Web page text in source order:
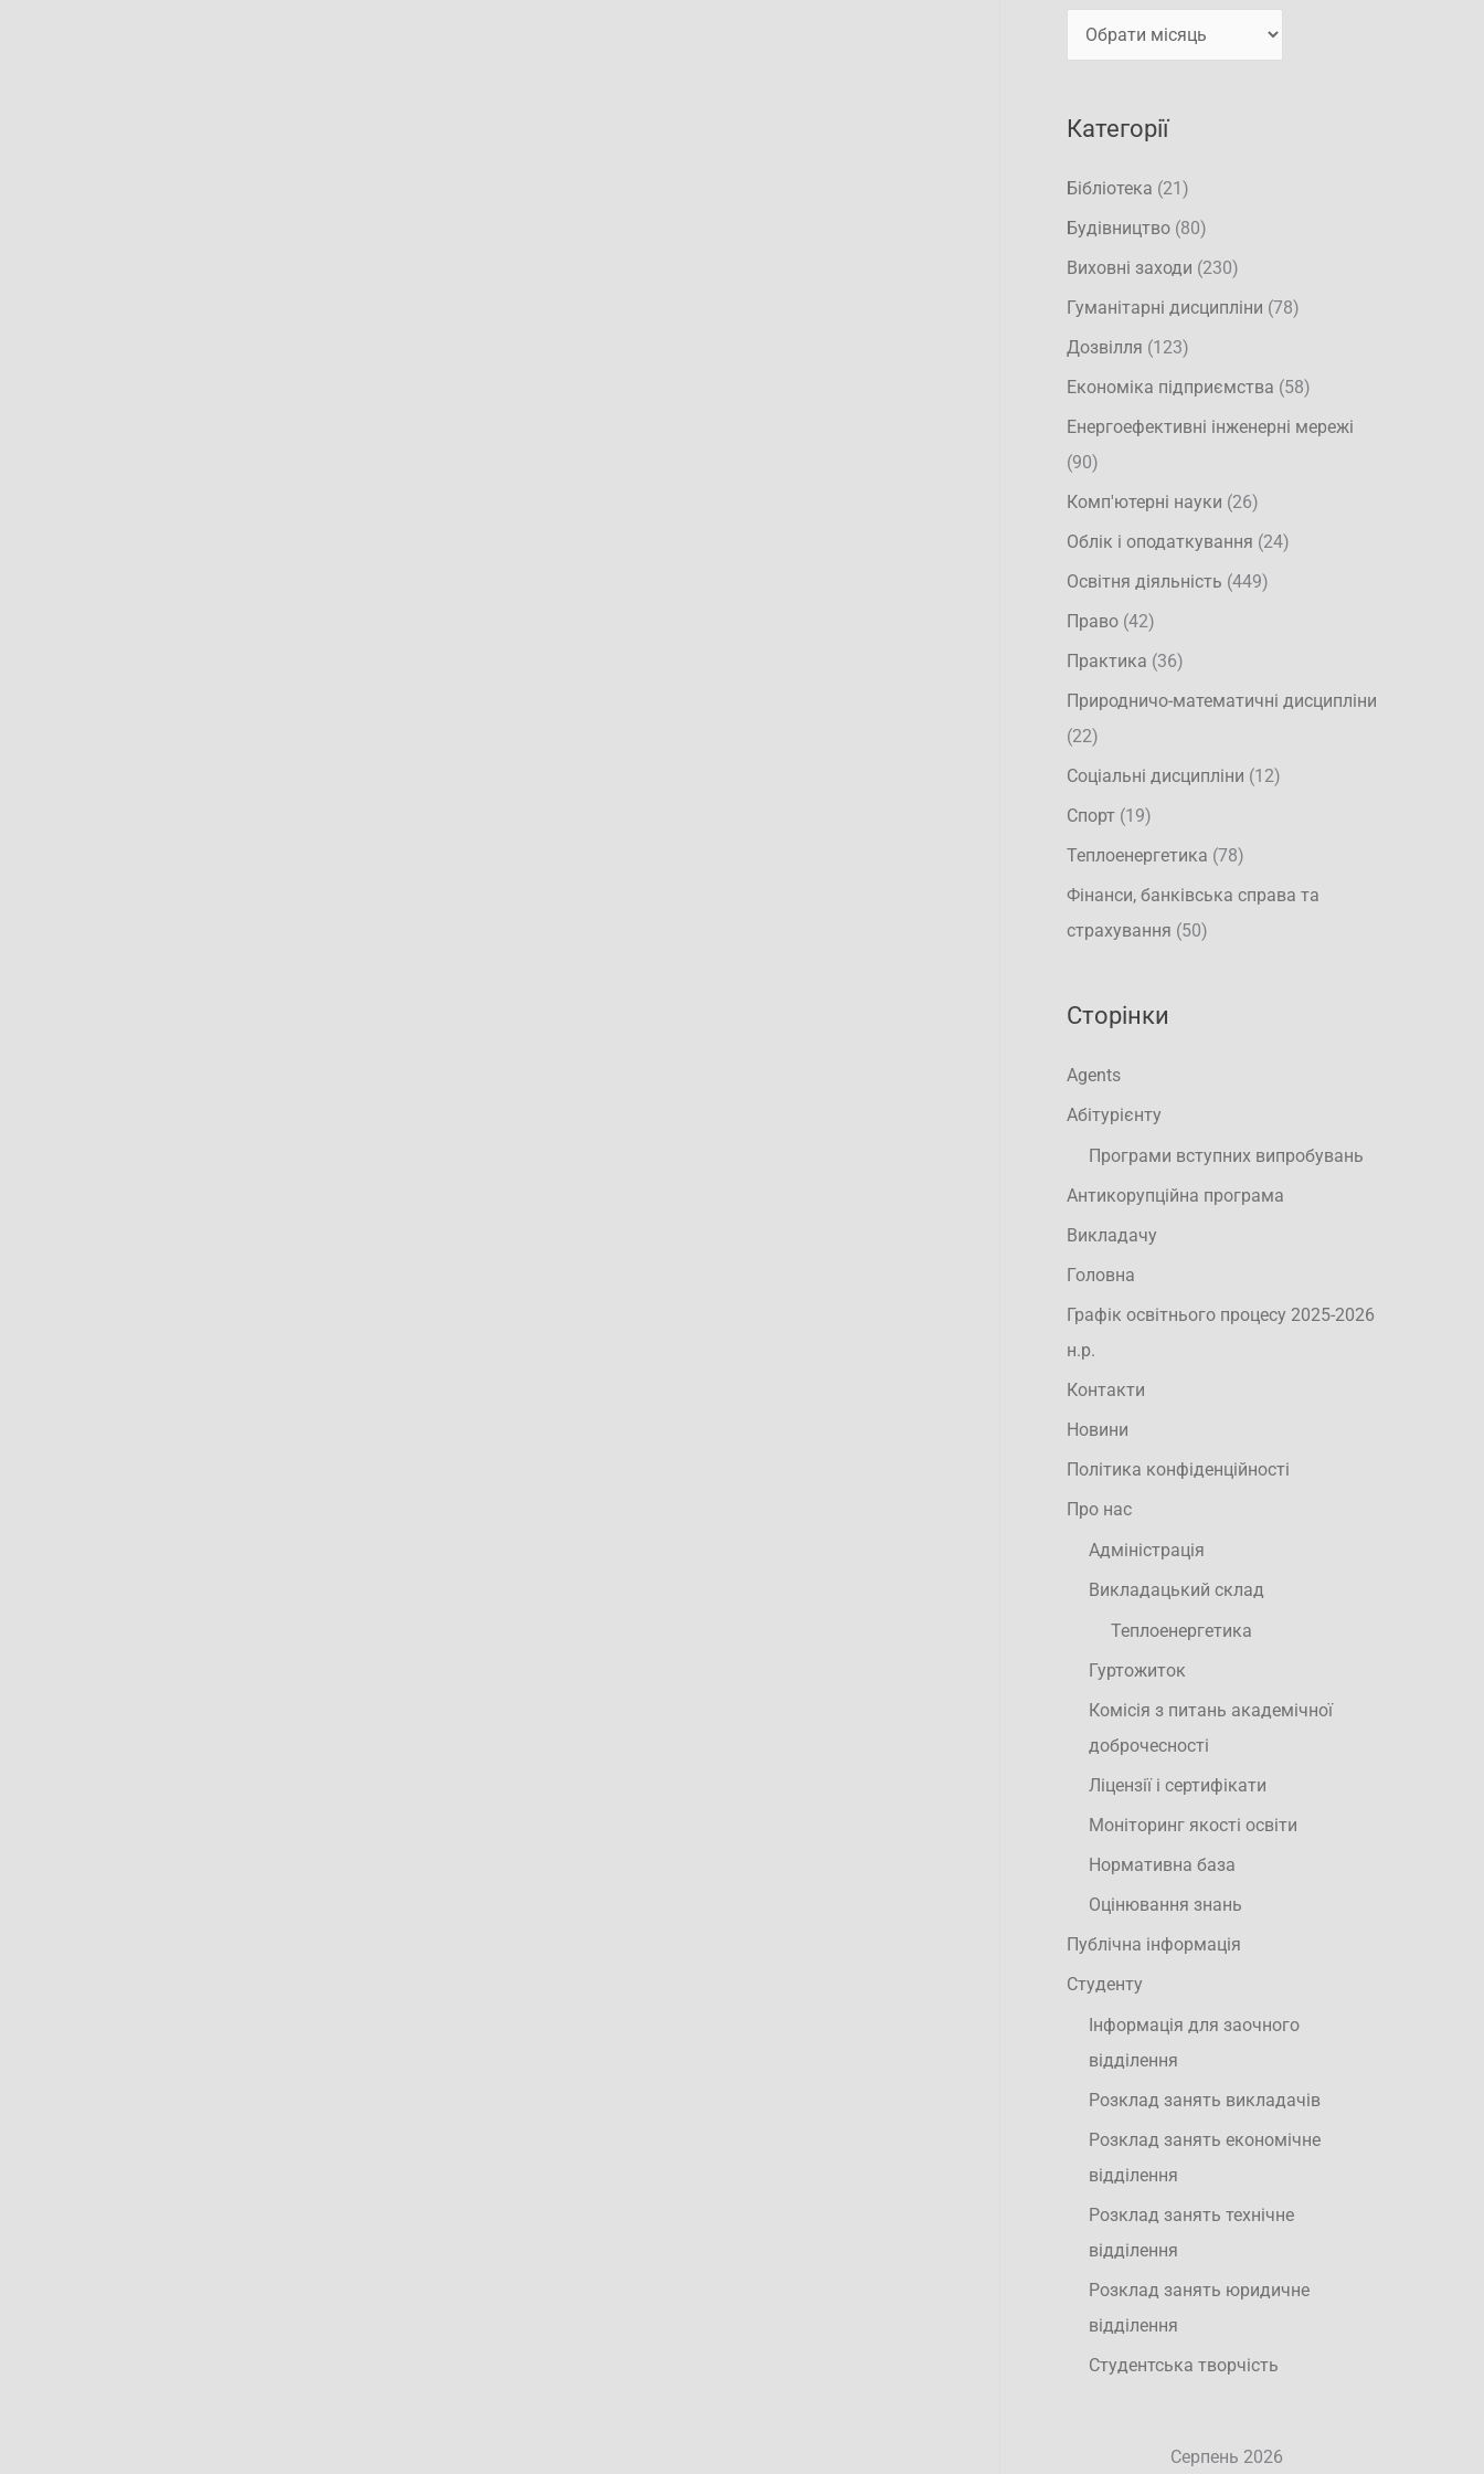
т
Категорії
Бібліотека (21)
Будівництво (80)
Виховні заходи (230)
Гуманітарні дисципліни (78)
Дозвілля (123)
Економіка підприємства (58)
Енергоефективні інженерні мережі
(90)
Комп'ютерні науки (26)
Облік і оподаткування (24)
Освітня діяльність (449)
Право (42)
Практика (36)
Природничо-математичні дисципліни
(22)
Соціальні дисципліни (12)
Спорт (19)
Теплоенергетика (78)
Фінанси, банківська справа та
страхування (50)
Сторінки
Agents
Абітурієнту
Програми вступних випробувань
Антикорупційна програма
Викладачу
Головна
Графік освітнього процесу 2025-2026
н.р.
Контакти
Новини
Політика конфіденційності
Про нас
Адміністрація
Викладацький склад
Теплоенергетика
Гуртожиток
Комісія з питань академічної
доброчесності
Ліцензії і сертифікати
Моніторинг якості освіти
Нормативна база
Оцінювання знань
Публічна інформація
Студенту
Інформація для заочного
відділення
Розклад занять викладачів
Розклад занять економічне
відділення
Розклад занять технічне
відділення
Розклад занять юридичне
відділення
Студентська творчість
Серпень 2026